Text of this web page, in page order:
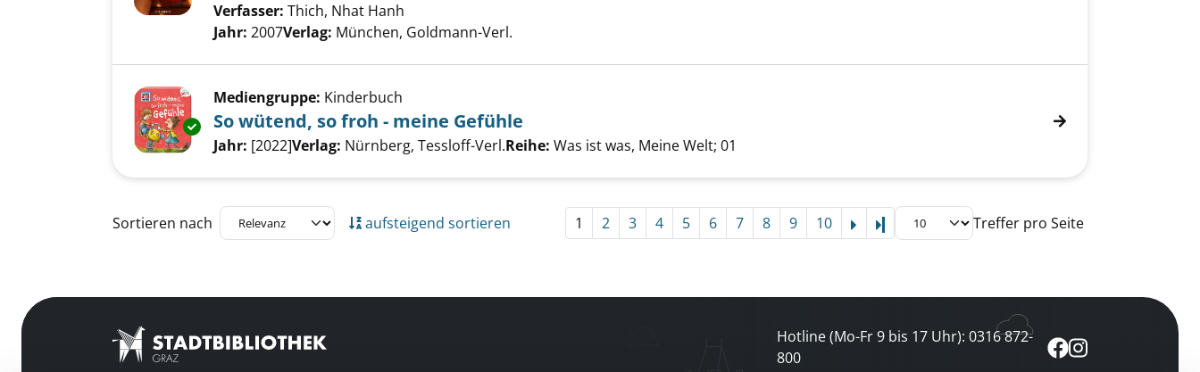
Verfasser: Thich, Nhat Hanh
Jahr: 2007Verlag: München, Goldmann-Verl.
Exemplar-Details von So wütend, so froh - meine Gefühle anzeigen
Mediengruppe: Kinderbuch
So wütend, so froh - meine Gefühle
Suche nach diesem Verfasser
Jahr: [2022]Verlag: Nürnberg, Tessloff-Verl.Reihe: Was ist was, Meine Welt; 01
Zu den Suchfiltern springen
Sortieren nach aufsteigend sortieren 1 2 3 4 5 6 7 8 9 10 Letzte Seite Treffer pro Seite
Hotline (Mo-Fr 9 bis 17 Uhr): 0316 872-
800